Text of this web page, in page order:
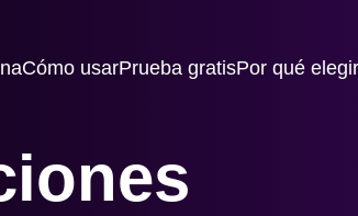
Cómo usarPrueba gratisPor qué